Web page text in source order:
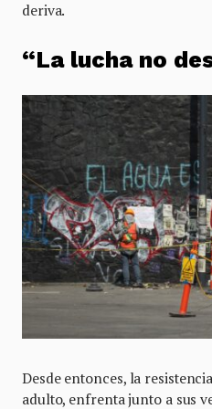
deriva.
“La lucha no
Desde entonces, la
adulto, enfrenta junto a sus